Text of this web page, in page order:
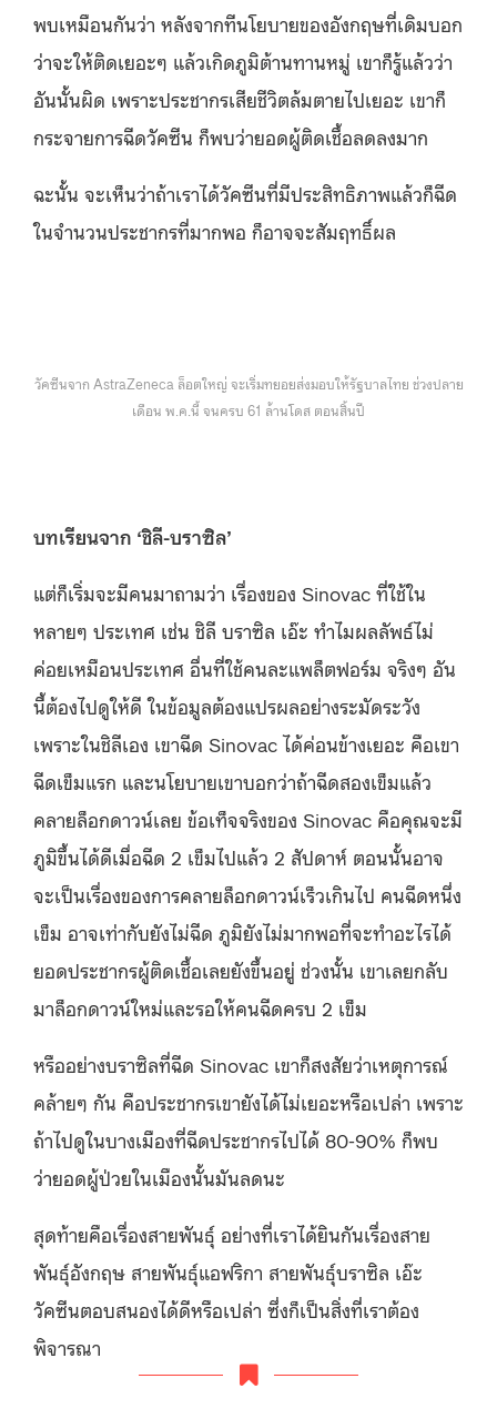
พบเหมือนกันว่า หลังจากทีนโยบายของอังกฤษที่เดิมบอก
ว่าจะให้ติดเยอะๆ แล้วเกิดภูมิต้านทานหมู่ เขาก็รู้แล้วว่า
อันนั้นผิด เพราะประชากรเสียชีวิตล้มตายไปเยอะ เขาก็
กระจายการฉีดวัคซีน ก็พบว่ายอดผู้ติดเชื้อลดลงมาก
ฉะนั้น จะเห็นว่าถ้าเราได้วัคซีนที่มีประสิทธิภาพแล้วก็ฉีด
ในจำนวนประชากรที่มากพอ ก็อาจจะสัมฤทธิ์ผล
วัคซีนจาก AstraZeneca ล็อตใหญ่ จะเริ่มทยอยส่งมอบให้รัฐบาลไทย ช่วงปลาย
เดือน พ.ค.นี้ จนครบ 61 ล้านโดส ตอนสิ้นปี
บทเรียนจาก ‘ชิลี-บราซิล’
แต่ก็เริ่มจะมีคนมาถามว่า เรื่องของ Sinovac ที่ใช้ใน
หลายๆ ประเทศ เช่น ชิลี บราซิล เอ๊ะ ทำไมผลลัพธ์ไม่
ค่อยเหมือนประเทศ อื่นที่ใช้คนละแพล็ตฟอร์ม จริงๆ อัน
นี้ต้องไปดูให้ดี ในข้อมูลต้องแปรผลอย่างระมัดระวัง
เพราะในชิลีเอง เขาฉีด Sinovac ได้ค่อนข้างเยอะ คือเขา
ฉีดเข็มแรก และนโยบายเขาบอกว่าถ้าฉีดสองเข็มแล้ว
คลายล็อกดาวน์เลย ข้อเท็จจริงของ Sinovac คือคุณจะมี
ภูมิขึ้นได้ดีเมื่อฉีด 2 เข็มไปแล้ว 2 สัปดาห์ ตอนนั้นอาจ
จะเป็นเรื่องของการคลายล็อกดาวน์เร็วเกินไป คนฉีดหนึ่ง
เข็ม อาจเท่ากับยังไม่ฉีด ภูมิยังไม่มากพอที่จะทำอะไรได้
ยอดประชากรผู้ติดเชื้อเลยยังขึ้นอยู่ ช่วงนั้น เขาเลยกลับ
มาล็อกดาวน์ใหม่และรอให้คนฉีดครบ 2 เข็ม
หรืออย่างบราซิลที่ฉีด Sinovac เขาก็สงสัยว่าเหตุการณ์
คล้ายๆ กัน คือประชากรเขายังได้ไม่เยอะหรือเปล่า เพราะ
ถ้าไปดูในบางเมืองที่ฉีดประชากรไปได้ 80-90% ก็พบ
ว่ายอดผู้ป่วยในเมืองนั้นมันลดนะ
สุดท้ายคือเรื่องสายพันธุ์ อย่างที่เราได้ยินกันเรื่องสาย
พันธุ์อังกฤษ สายพันธุ์แอฟริกา สายพันธุ์บราซิล เอ๊ะ
วัคซีนตอบสนองได้ดีหรือเปล่า ซึ่งก็เป็นสิ่งที่เราต้อง
พิจารณา